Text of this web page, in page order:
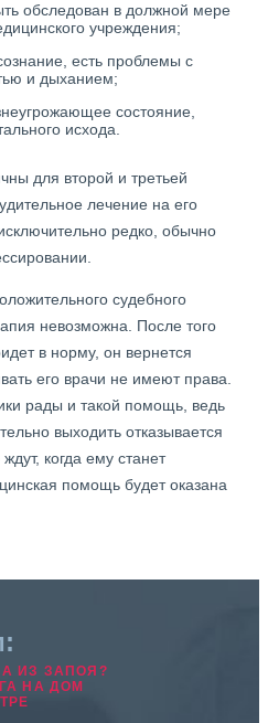
обследован в должной мере
учреждения;
есть проблемы с
и дыханием;
состояние,
исхода.
для второй и третьей
лечение на его
редко, обычно
судебного
невозможна. После того
в норму, он вернется
его врачи не имеют права.
рады и такой помощь, ведь
выходить отказывается
когда ему станет
помощь будет оказана
ИЗ ЗАПОЯ?
НА ДОМ